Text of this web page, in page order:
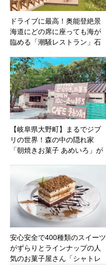
ドライブに最高！奥能登絶景
海道にどの席に座っても海が
臨める「潮騒レストラン」石
【岐阜県大野町】まるでジブ
リの世界！森の中の隠れ家
「朝焼きお菓子 あめいろ」が
安心安全で400種類のスイーツ
がずらりとラインナップの人
気のお菓子屋さん「シャトレ